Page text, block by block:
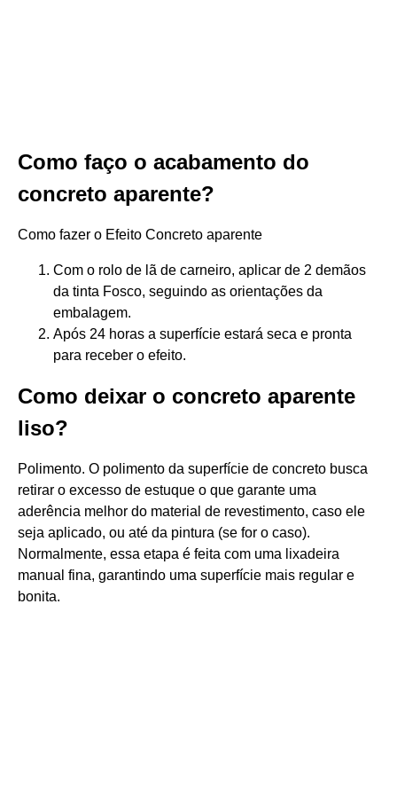
Como faço o acabamento do
concreto aparente?
Como fazer o Efeito Concreto aparente
Com o rolo de lã de carneiro, aplicar de 2 demãos
da tinta Fosco, seguindo as orientações da
embalagem.
Após 24 horas a superfície estará seca e pronta
para receber o efeito.
Como deixar o concreto aparente
liso?
Polimento. O polimento da superfície de concreto busca
retirar o excesso de estuque o que garante uma
aderência melhor do material de revestimento, caso ele
seja aplicado, ou até da pintura (se for o caso).
Normalmente, essa etapa é feita com uma lixadeira
manual fina, garantindo uma superfície mais regular e
bonita.